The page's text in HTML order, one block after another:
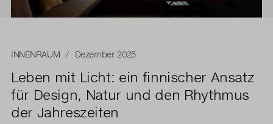
INNENRAUM / Dezember 2025
Leben mit Licht: ein finnischer Ansatz
für Design, Natur und den Rhythmus
der Jahreszeiten